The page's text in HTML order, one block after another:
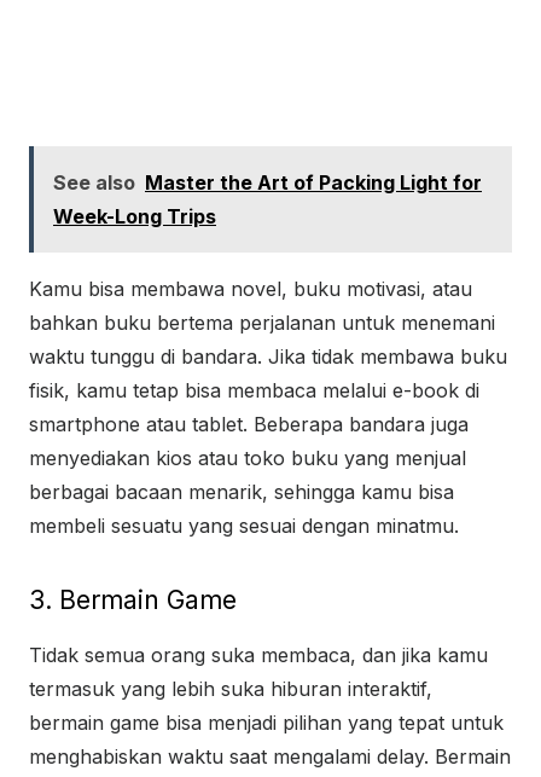
See also Master the Art of Packing Light for
Week-Long Trips
Kamu bisa membawa novel, buku motivasi, atau
bahkan buku bertema perjalanan untuk menemani
waktu tunggu di bandara. Jika tidak membawa buku
fisik, kamu tetap bisa membaca melalui e-book di
smartphone atau tablet. Beberapa bandara juga
menyediakan kios atau toko buku yang menjual
berbagai bacaan menarik, sehingga kamu bisa
membeli sesuatu yang sesuai dengan minatmu.
3. Bermain Game
Tidak semua orang suka membaca, dan jika kamu
termasuk yang lebih suka hiburan interaktif,
bermain game bisa menjadi pilihan yang tepat untuk
menghabiskan waktu saat mengalami delay. Bermain